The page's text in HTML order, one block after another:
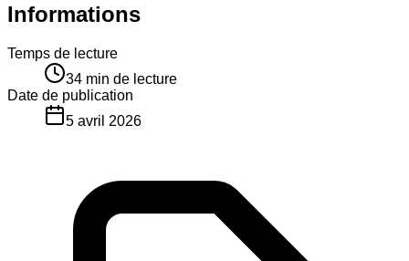
Informations
Temps de lecture
34 min de lecture
Date de publication
5 avril 2026